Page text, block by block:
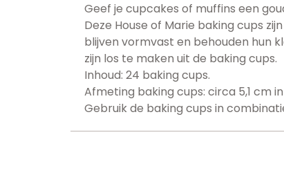
Geef je cupcakes of muffins een
Deze House of Marie baking cups
blijven vormvast en behouden hun
zijn los te maken uit de baking cups.
Inhoud: 24 baking cups.
Afmeting baking cups: circa 5,1 cm
Gebruik de baking cups in